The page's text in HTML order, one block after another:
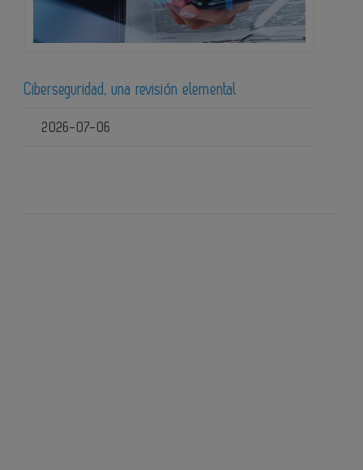
Ciberseguridad, una revisión elemental
2026-07-06